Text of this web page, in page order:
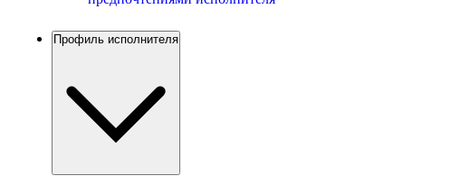
Профиль исполнителя